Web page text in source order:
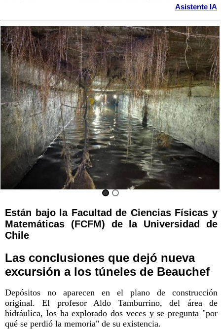
Asistente IA
Están bajo la Facultad de Ciencias Físicas y
Matemáticas (FCFM) de la Universidad de
Chile
Las conclusiones que dejó nueva
excursión a los túneles de Beauchef
Depósitos no aparecen en el plano de construcción
original. El profesor Aldo Tamburrino, del área de
hidráulica, los ha explorado dos veces y se pregunta "por
qué se perdió la memoria" de su existencia.